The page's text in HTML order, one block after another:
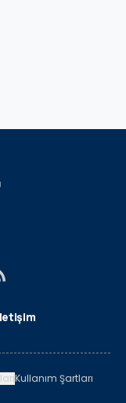
Kullanım Şartları